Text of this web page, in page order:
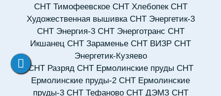
СНТ Тимофеевское СНТ Хлебопек СНТ
Художественная вышивка СНТ Энергетик-3
СНТ Энергия-3 СНТ Энерготранс СНТ
Икшанец СНТ Зараменье СНТ ВИЗР СНТ
Энергетик-Кузяево
СНТ Разряд СНТ Ермолинские пруды СНТ
Ермолинские пруды-2 СНТ Ермолинские
пруды-3 СНТ Тефаново СНТ ДЭМЗ СНТ